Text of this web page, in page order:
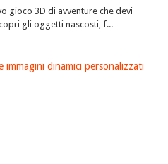
gioco 3D di avventure che devi
gli oggetti nascosti, f...